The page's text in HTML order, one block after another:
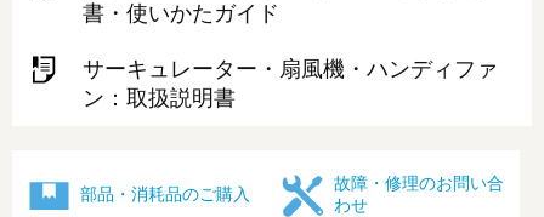
書・使いかたガイド
サーキュレーター・扇風機・ハンディファ
ン：取扱説明書
部品・消耗品のご購入
故障・修理のお問い合
わせ